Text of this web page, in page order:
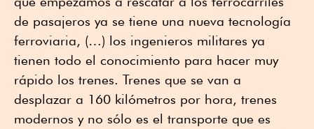
de pasajeros ya se tiene una nueva tecnología
ferroviaria, (…) los ingenieros militares ya
tienen todo el conocimiento para hacer muy
rápido los trenes. Trenes que se van a
desplazar a 160 kilómetros por hora, trenes
modernos y no sólo es el transporte que es